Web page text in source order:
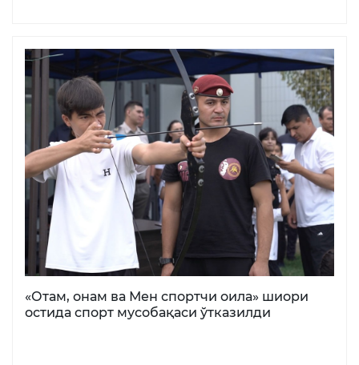
«Отам, онам ва Мен спортчи оила» шиори
остида спорт мусобақаси ўтказилди